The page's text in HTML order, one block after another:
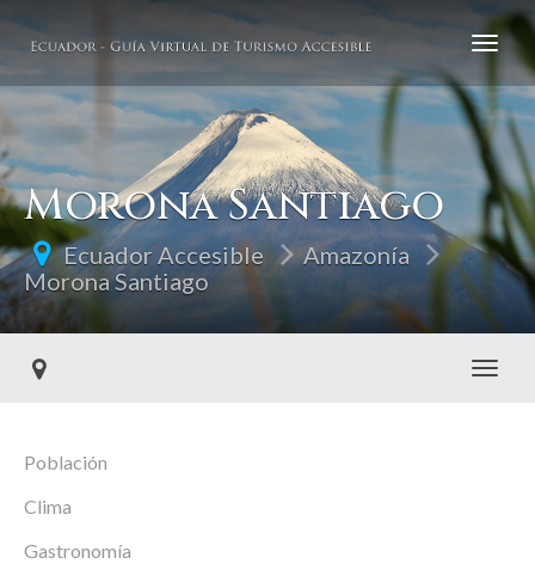
Morona Santiago
Ecuador Accesible
Amazonía
Morona Santiago
Población
Clima
Gastronomía